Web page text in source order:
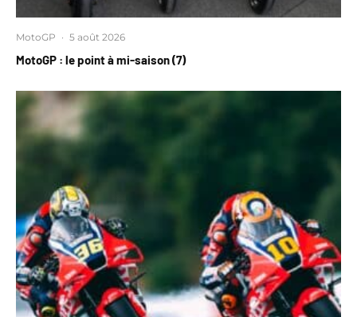
MotoGP · 5 août 2026
MotoGP : le point à mi-saison (7)